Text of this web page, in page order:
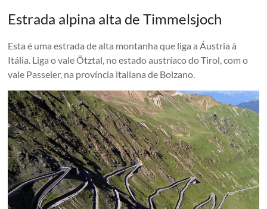
Estrada alpina alta de Timmelsjoch
Esta é uma estrada de alta montanha que liga a Áustria à
Itália. Liga o vale Ötztal, no estado austríaco do Tirol, com o
vale Passeier, na província italiana de Bolzano.